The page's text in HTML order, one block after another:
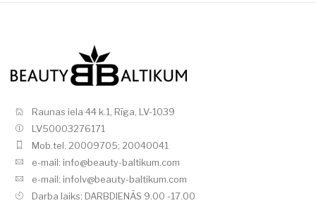
Raunas iela 44 k.1, Rīga, LV-1039
LV50003276171
Mob.tel. 20009705; 20040041
e-mail: info@beauty-baltikum.com
e-mail: infolv@beauty-baltikum.com
Darba laiks: DARBDIENĀS 9.00 -17.00